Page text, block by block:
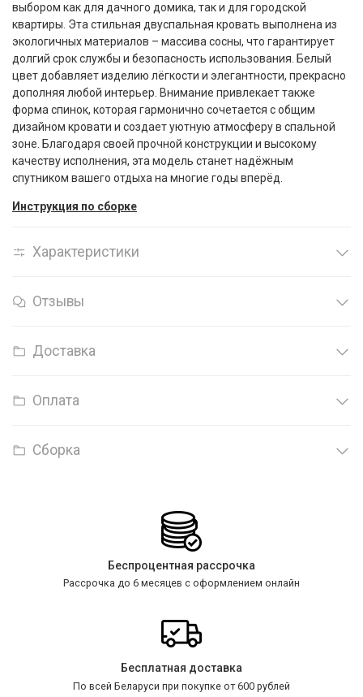
выбором как для дачного домика, так и для городской
квартиры. Эта стильная двуспальная кровать выполнена из
экологичных материалов – массива сосны, что гарантирует
долгий срок службы и безопасность использования. Белый
цвет добавляет изделию лёгкости и элегантности, прекрасно
дополняя любой интерьер. Внимание привлекает также
форма спинок, которая гармонично сочетается с общим
дизайном кровати и создает уютную атмосферу в спальной
зоне. Благодаря своей прочной конструкции и высокому
качеству исполнения, эта модель станет надёжным
спутником вашего отдыха на многие годы вперёд.
Инструкция по сборке
Характеристики
Отзывы
Доставка
Оплата
Сборка
Беспроцентная рассрочка
Рассрочка до 6 месяцев с оформлением онлайн
Бесплатная доставка
По всей Беларуси при покупке от 600 рублей